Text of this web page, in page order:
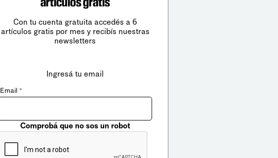
Con tu cuenta gratuita accedés a 6
artículos gratis por mes y recibís nuestras
newsletters
Ingresá tu email
Email *
Comprobá que no sos un robot